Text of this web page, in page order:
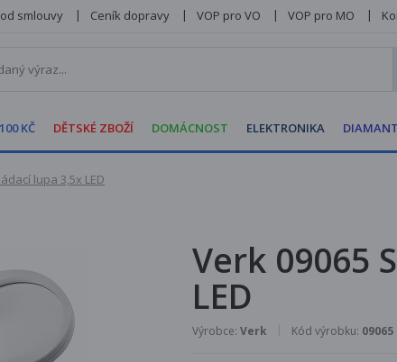
smlouvy Ceník dopravy VOP pro VO VOP pro MO
KČ DĚTSKÉ ZBOŽÍ DOMÁCNOST ELEKTRONIKA
lupa 3,5x LED
Verk 09065
LED
Výrobce: Verk Kód výrobku: 09065